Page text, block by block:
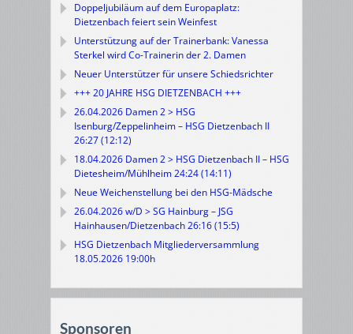
Doppeljubiläum auf dem Europaplatz:
Dietzenbach feiert sein Weinfest
Unterstützung auf der Trainerbank: Vanessa
Sterkel wird Co-Trainerin der 2. Damen
Neuer Unterstützer für unsere Schiedsrichter
+++ 20 JAHRE HSG DIETZENBACH +++
26.04.2026 Damen 2 > HSG
Isenburg/Zeppelinheim – HSG Dietzenbach II
26:27 (12:12)
18.04.2026 Damen 2 > HSG Dietzenbach II – HSG
Dietesheim/Mühlheim 24:24 (14:11)
Neue Weichenstellung bei den HSG-Mädsche
26.04.2026 w/D > SG Hainburg – JSG
Hainhausen/Dietzenbach 26:16 (15:5)
HSG Dietzenbach Mitgliederversammlung
18.05.2026 19:00h
Sponsoren